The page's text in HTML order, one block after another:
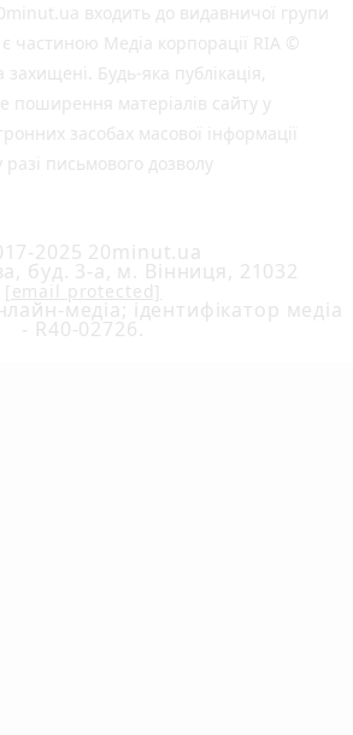
входить до видавничої групи
частиною Медіа корпорації RIA ©
Будь-яка публiкацiя,
поширення матеріалів сайту у
засобах масової інформації
письмового дозволу
2025 20minut.ua
буд. 3-а, м. Вінниця, 21032
[email protected]
медіа; ідентифікатор медіа
- R40-02726.